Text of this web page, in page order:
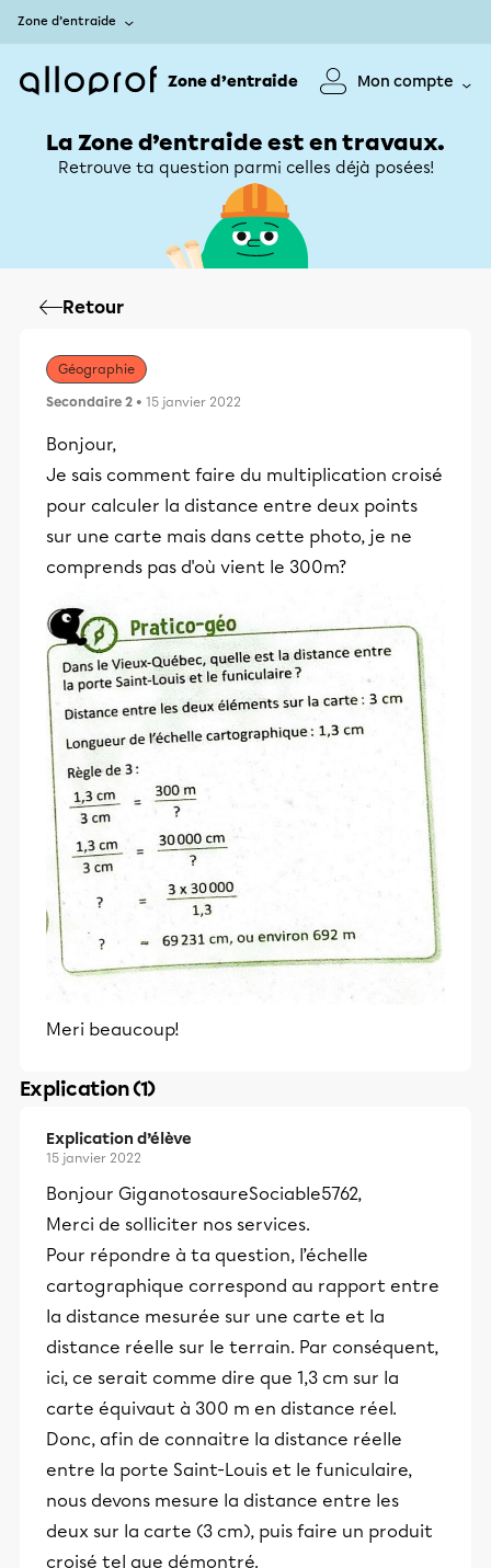
Zone d’entraide
Zone d’entraide Mon compte
La Zone d’entraide est en travaux.
Retrouve ta question parmi celles déjà posées!
Retour
Géographie
Secondaire 2 • 15 janvier 2022
Bonjour,
Je sais comment faire du multiplication croisé
pour calculer la distance entre deux points
sur une carte mais dans cette photo, je ne
comprends pas d'où vient le 300m?
Meri beaucoup!
Explication (1)
Explication d’élève
15 janvier 2022
Bonjour GiganotosaureSociable5762,
Merci de solliciter nos services.
Pour répondre à ta question, l’échelle
cartographique correspond au rapport entre
la distance mesurée sur une carte et la
distance réelle sur le terrain. Par conséquent,
ici, ce serait comme dire que 1,3 cm sur la
carte équivaut à 300 m en distance réel.
Donc, afin de connaitre la distance réelle
entre la porte Saint-Louis et le funiculaire,
nous devons mesure la distance entre les
deux sur la carte (3 cm), puis faire un produit
croisé tel que démontré.